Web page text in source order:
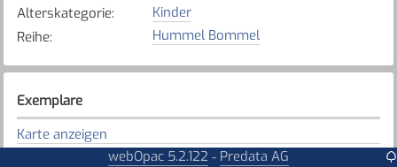
Alterskategorie:
Kinder
Reihe: Hummel Bommel
Exemplare
Karte anzeigen
Düdingen
webOpac 5.2.122 - Predata AG